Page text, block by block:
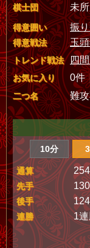
棋士団 未
得意囲い 振
得意戦法 玉
トレンド戦法 四
お気に入り 0件
二つ名 難
10分
通算
先手
後手
連勝 1連